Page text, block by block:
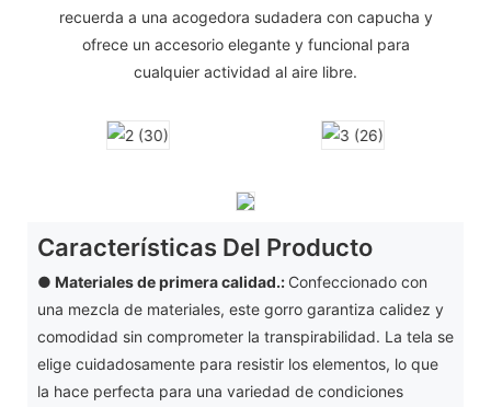
recuerda a una acogedora sudadera con capucha y
ofrece un accesorio elegante y funcional para
cualquier actividad al aire libre.
Características Del Producto
● Materiales de primera calidad.: Confeccionado con
una mezcla de materiales, este gorro garantiza calidez y
comodidad sin comprometer la transpirabilidad. La tela se
elige cuidadosamente para resistir los elementos, lo que
la hace perfecta para una variedad de condiciones